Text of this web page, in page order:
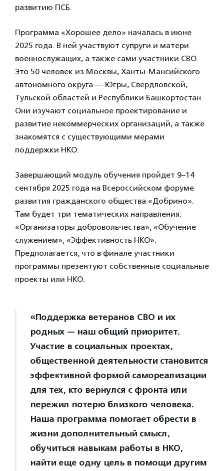
развитию ПСБ.
Программа «Хорошее дело» началась в июне
2025 года. В ней участвуют супруги и матери
военнослужащих, а также сами участники СВО.
Это 50 человек из Москвы, Ханты-Мансийского
автономного округа — Югры, Свердловской,
Тульской областей и Республики Башкортостан.
Они изучают социальное проектирование и
развитие некоммерческих организаций, а также
знакомятся с существующими мерами
поддержки НКО.
Завершающий модуль обучения пройдет 9–14
сентября 2025 года на Всероссийском форуме
развития гражданского общества «Добрино».
Там будет три тематических направления:
«Организаторы добровольчества», «Обучение
служением», «Эффективность НКО».
Предполагается, что в финале участники
программы презентуют собственные социальные
проекты или НКО.
«Поддержка ветеранов СВО и их
родных — наш общий приоритет.
Участие в социальных проектах,
общественной деятельности становится
эффективной формой самореализации
для тех, кто вернулся с фронта или
пережил потерю близкого человека.
Наша программа помогает обрести в
жизни дополнительный смысл,
обучиться навыкам работы в НКО,
найти еще одну цель в помощи другим